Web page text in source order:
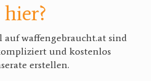
auf waffengebraucht.at sind
und kostenlos
erstellen.